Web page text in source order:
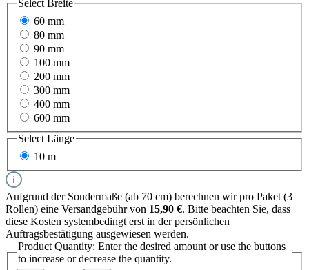
SelectBreite
60 mm
80 mm
90 mm
100 mm
200 mm
300 mm
400 mm
600 mm
Select Länge
10 m
Aufgrund der Sondermaße (ab 70 cm) berechnen wir pro Paket (3
Rollen) eine Versandgebühr von 15,90 €. Bitte beachten Sie, dass
diese Kosten systembedingt erst in der persönlichen
Auftragsbestätigung ausgewiesen werden.
Product Quantity: Enter the desired amount or use the buttons
to increase or decrease the quantity.